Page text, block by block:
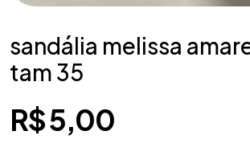
sandália melissa
tam 35
R$5,00